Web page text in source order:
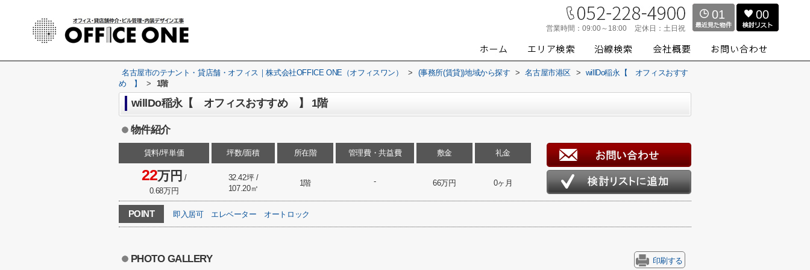
営業時間： 09:00～18:00 定休日： 土日祝
01 00
名古屋市のテナント・貸店舗・オフィス｜株式会社OFFICE ONE（オフィスワン） > (事務所(賃貸))地域から探す > 名古屋市港区 > willDo稲永【 オフィスおすす
め 】
> 1階
willDo稲永【 オフィスおすすめ 】 1階
物件紹介
賃料/坪単価
22万円 /
0.68万円
坪数/面積
32.42坪 /
107.20㎡
所在階
1階
管理費・共益費
-
敷金
66万円
礼金
0ヶ月
POINT 即入居可 エレベーター オートロック
PHOTO GALLERY 印刷する